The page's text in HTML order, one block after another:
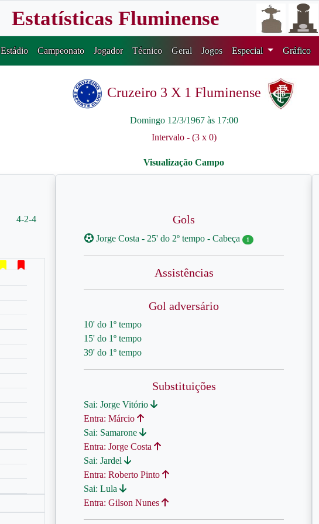
Estatísticas Fluminense
Estádio Campeonato Jogador Técnico Geral Jogos Especial Gráfico
Cruzeiro 3 X 1 Fluminense
Domingo 12/3/1967 às 17:00
Intervalo - (3 x 0)
4-2-4 Gols
Jorge Costa - 25' do 2º tempo - Cabeça 1
Assistências
Gol adversário
10' do 1º tempo
15' do 1º tempo
39' do 1º tempo
Substituições
Sai: Jorge Vitório
Entra: Márcio
Sai: Samarone
Entra: Jorge Costa
Sai: Jardel
Entra: Roberto Pinto
Sai: Lula
Entra: Gilson Nunes